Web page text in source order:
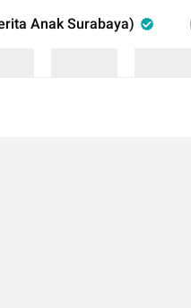
Anak Surabaya)